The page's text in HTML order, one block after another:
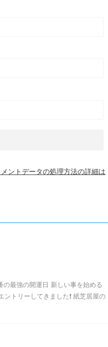
メントデータの処理方法の詳細は
の最強の開運日 新しい事を始める
トリーしてきました❗️ 紙芝居屋の